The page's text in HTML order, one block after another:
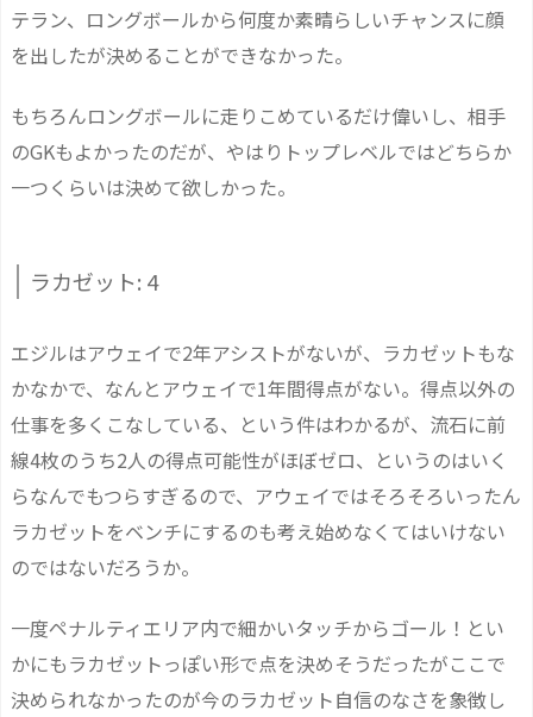
テラン、ロングボールから何度か素晴らしいチャンスに顔
を出したが決めることができなかった。
もちろんロングボールに走りこめているだけ偉いし、相手
のGKもよかったのだが、やはりトップレベルではどちらか
一つくらいは決めて欲しかった。
ラカゼット: 4
エジルはアウェイで2年アシストがないが、ラカゼットもな
かなかで、なんとアウェイで1年間得点がない。得点以外の
仕事を多くこなしている、という件はわかるが、流石に前
線4枚のうち2人の得点可能性がほぼゼロ、というのはいく
らなんでもつらすぎるので、アウェイではそろそろいったん
ラカゼットをベンチにするのも考え始めなくてはいけない
のではないだろうか。
一度ペナルティエリア内で細かいタッチからゴール！とい
かにもラカゼットっぽい形で点を決めそうだったがここで
決められなかったのが今のラカゼット自信のなさを象徴し